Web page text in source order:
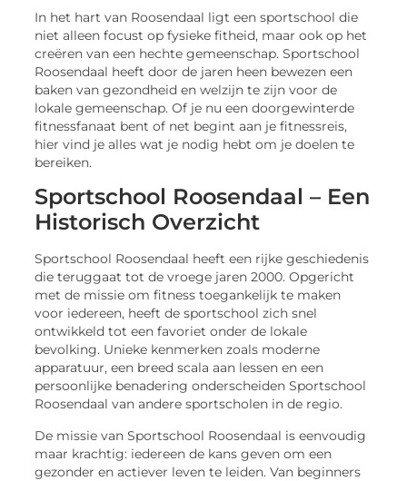
In het hart van Roosendaal ligt een sportschool die
niet alleen focust op fysieke fitheid, maar ook op het
creëren van een hechte gemeenschap. Sportschool
Roosendaal heeft door de jaren heen bewezen een
baken van gezondheid en welzijn te zijn voor de
lokale gemeenschap. Of je nu een doorgewinterde
fitnessfanaat bent of net begint aan je fitnessreis,
hier vind je alles wat je nodig hebt om je doelen te
bereiken.
Sportschool Roosendaal – Een
Historisch Overzicht
Sportschool Roosendaal heeft een rijke geschiedenis
die teruggaat tot de vroege jaren 2000. Opgericht
met de missie om fitness toegankelijk te maken
voor iedereen, heeft de sportschool zich snel
ontwikkeld tot een favoriet onder de lokale
bevolking. Unieke kenmerken zoals moderne
apparatuur, een breed scala aan lessen en een
persoonlijke benadering onderscheiden Sportschool
Roosendaal van andere sportscholen in de regio.
De missie van Sportschool Roosendaal is eenvoudig
maar krachtig: iedereen de kans geven om een
gezonder en actiever leven te leiden. Van beginners